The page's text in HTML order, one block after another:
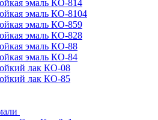
эмаль КО-814
эмаль КО-8104
эмаль КО-859
эмаль КО-828
эмаль КО-88
эмаль КО-84
лак КО-08
лак КО-85